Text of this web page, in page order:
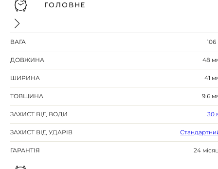
ГОЛОВНЕ
ВАГА 106
ДОВЖИНА 48
ШИРИНА 41
ТОВЩИНА 9.6
ЗАХИСТ ВІД ВОДИ 30
ЗАХИСТ ВІД УДАРІВ
ГАРАНТІЯ 24